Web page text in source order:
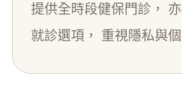
提供全時段健保門診，
就診選項， 重視隱私與